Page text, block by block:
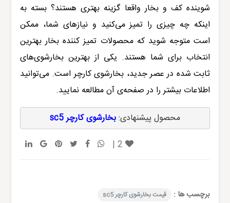
شوینده کف و بخار واقعا گزینه بهتری هستند؟ بسته به
اینکه چه چیزی را تمیز می‌کنید و نیازهای شما، ممکن
است متوجه شوید که محصولات تمیز کننده بخار بهترین
انتخاب برای شما هستند. یکی از بهترین بخارشوی‌های
ثابت شده در عصر جدید، بخارشوی کارچر است. می‌توانید
اطلاعات بیشتر را در صفحه‌ی آن مطالعه نمایید.
محصول پیشنهادی:‌ بخارشوی کارچر sc5
2
|
برچسب ها :
قیمت بخارشوی کارچر sc5